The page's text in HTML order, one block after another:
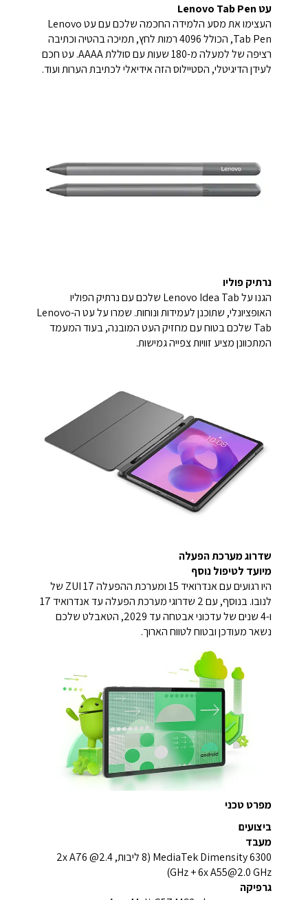
עט Lenovo Tab Pen
העצימו את מסע הלמידה החכמה שלכם עם עט Lenovo
Tab Pen, הכולל 4096 רמות לחץ, תמיכה בהטיה וכתיבה
רציפה של למעלה מ-180 שעות עם סוללת AAAA. עט חכם
לעידן הדיגיטלי, הסטיילוס הזה אידיאלי לכתיבת הערות ועוד.
נרתיק פוליו
הגנו על Lenovo Idea Tab שלכם עם נרתיק הפוליו
האופציונלי, שתוכנן לעמידות ונוחות. שמרו על עט ה-Lenovo
Tab שלכם בטוח עם מחזיק העט המובנה, בעוד המעמד
המתכוונן מציע זוויות צפייה גמישות.
שדרוג מערכת הפעלה
מיועד לטיפול נוסף
היו רגועים עם אנדרואיד 15 ומערכת ההפעלה ZUI 17 של
לנובו. בנוסף, עם 2 שדרוגי מערכת הפעלה עד אנדרואיד 17
ו-4 שנים של עדכוני אבטחה עד 2029, הטאבלט שלכם
נשאר מעודכן ובטוח לטווח הארוך.
מפרט טכני
ביצועים
מעבד
MediaTek Dimensity 6300 (8 ליבות, 2x A76 @2.4
GHz + 6xA55@2.0GHz)
גרפיקה